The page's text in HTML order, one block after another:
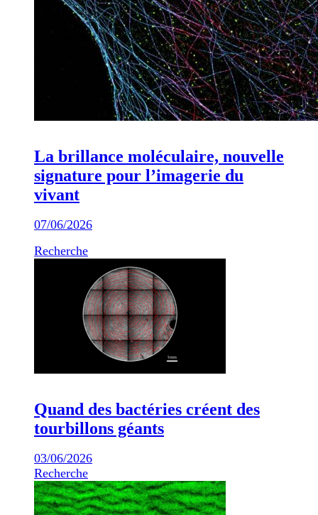
La brillance moléculaire, nouvelle
signature pour l’imagerie du
vivant
07/06/2026
Recherche
Quand des bactéries créent des
tourbillons géants
03/06/2026
Recherche